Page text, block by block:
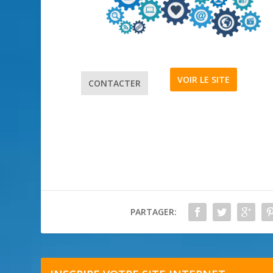
CONTACTER VOIR LE SITE
PARTAGER: